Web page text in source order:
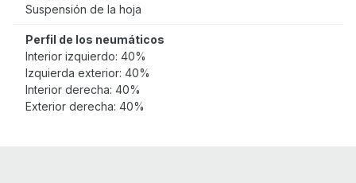
Suspensión de la hoja
Perfil de los neumáticos
Interior izquierdo: 40%
Izquierda exterior: 40%
Interior derecha: 40%
Exterior derecha: 40%